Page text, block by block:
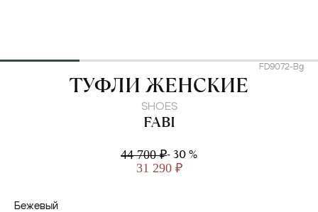
FD9072-Bg
FABI
ТУФЛИ ЖЕНСКИЕ
SHOES
FABI
44 700 ₽- 30 %
31 290 ₽
Бежевый